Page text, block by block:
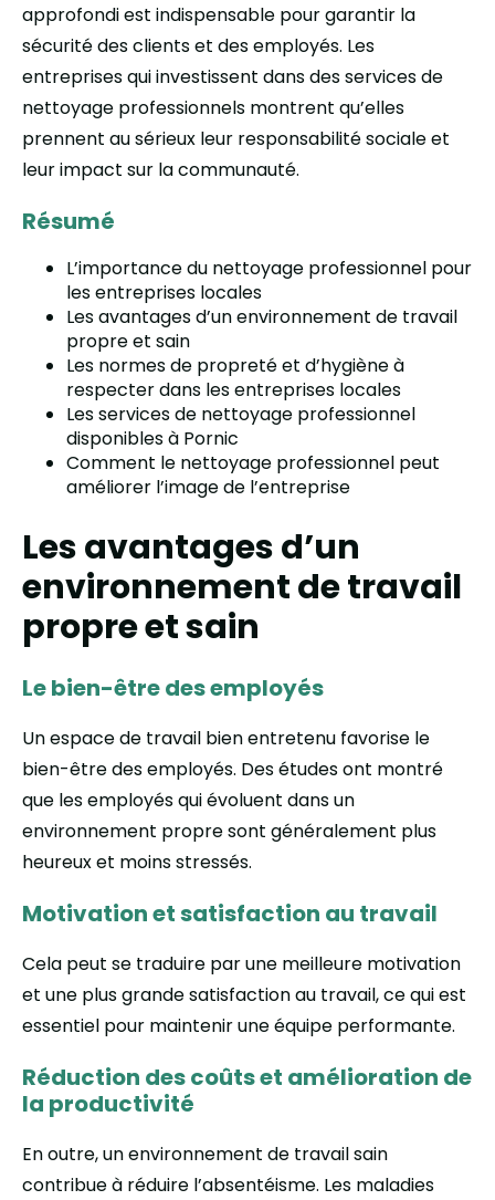
approfondi est indispensable pour garantir la
sécurité des clients et des employés. Les
entreprises qui investissent dans des services de
nettoyage professionnels montrent qu’elles
prennent au sérieux leur responsabilité sociale et
leur impact sur la communauté.
Résumé
L’importance du nettoyage professionnel pour
les entreprises locales
Les avantages d’un environnement de travail
propre et sain
Les normes de propreté et d’hygiène à
respecter dans les entreprises locales
Les services de nettoyage professionnel
disponibles à Pornic
Comment le nettoyage professionnel peut
améliorer l’image de l’entreprise
Les avantages d’un
environnement de travail
propre et sain
Le bien-être des employés
Un espace de travail bien entretenu favorise le
bien-être des employés. Des études ont montré
que les employés qui évoluent dans un
environnement propre sont généralement plus
heureux et moins stressés.
Motivation et satisfaction au travail
Cela peut se traduire par une meilleure motivation
et une plus grande satisfaction au travail, ce qui est
essentiel pour maintenir une équipe performante.
Réduction des coûts et amélioration de
la productivité
En outre, un environnement de travail sain
contribue à réduire l’absentéisme. Les maladies